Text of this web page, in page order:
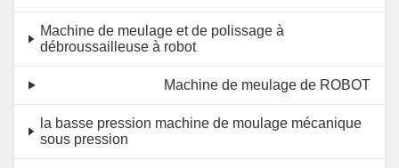
Machine de meulage et de polissage à
débroussailleuse à robot
Machine de meulage de ROBOT
la basse pression machine de moulage mécanique
sous pression